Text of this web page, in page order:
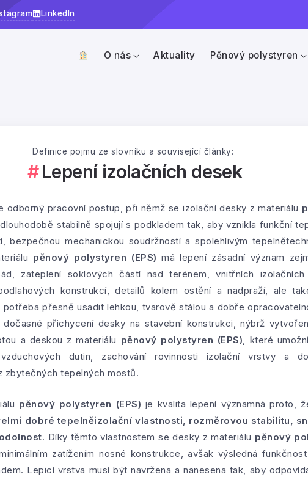
LinkedIn
O nás Aktuality Pěnový polystyren
Definice pojmu ze slovníku a související články:
Lepení izolačních desek
odborný pracovní postup, při němž se izolační desky z materiálu
stabilně spojují s podkladem tak, aby vznikla funkční
bezpečnou mechanickou soudržností a spolehlivým
pěnový polystyren (EPS) má lepení zásadní význam
zateplení soklových částí nad terénem, vnitřních
konstrukcí, detailů kolem ostění a nadpraží, ale
přesně usadit lehkou, tvarově stálou a dobře
dočasné přichycení desky na stavební konstrukci, nýbrž
a deskou z materiálu pěnový polystyren (EPS), které
dutin, zachování rovinnosti izolační vrstvy a
zbytečných tepelných mostů.
pěnový polystyren (EPS) je kvalita lepení významná proto,
dobré tepelněizolační vlastnosti, rozměrovou stabilitu,
. Díky těmto vlastnostem se desky z materiálu pěnový
zatížením nosné konstrukce, avšak výsledná
Lepicí vrstva musí být navržena a nanesena tak, aby